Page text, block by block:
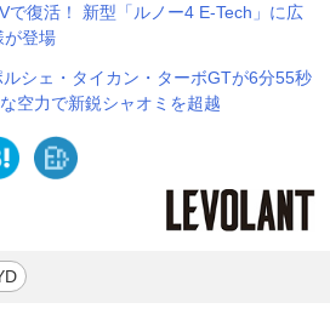
で復活！ 新型「ルノー4 E-Tech」に広
が登場
ルシェ・タイカン・ターボGTが6分55秒
空力で新鋭シャオミを超越